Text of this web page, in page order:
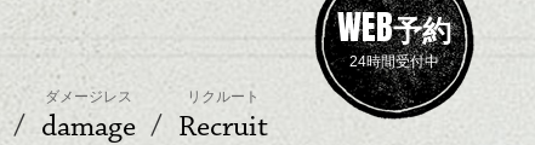
WEB予約
24時間受付中
ダメージレス
damage
リクルート
Recruit